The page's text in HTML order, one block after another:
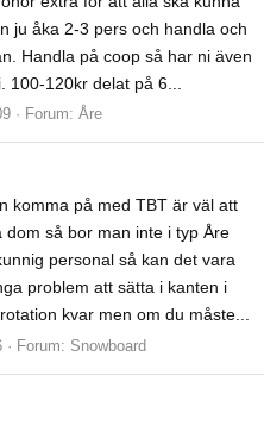
ju åka 2-3 pers och handla och
Handla på coop så har ni även
120kr delat på 6...
Forum: Åre
komma på med TBT är väl att
så bor man inte i typ Åre
personal så kan det vara
problem att sätta i kanten i
kvar men om du måste...
Forum: Snowboard